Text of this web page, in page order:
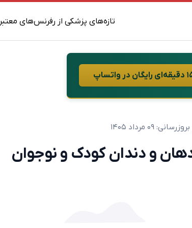
تازه‌های پزشکی از رفرنس‌های معتبر
۰۹ مرداد ۱۴۰۵
و دندان کودک و نوجوان